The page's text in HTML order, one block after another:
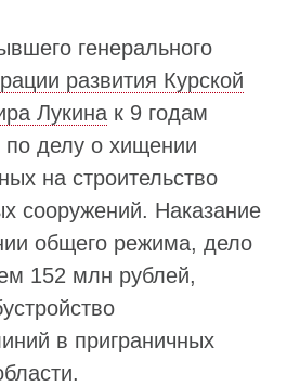
генерального
развития Курской
Лукина к 9 годам
делу о хищении
на строительство
сооружений. Наказание
общего режима, дело
152 млн рублей,
в приграничных